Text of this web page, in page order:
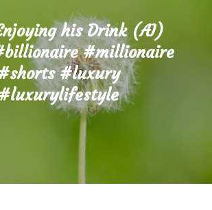
his Drink (AI)
#millionaire
#luxury